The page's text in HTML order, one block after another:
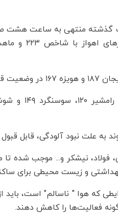
سامانه پایش کیفی هوای کشور، طی ۲۴ ساعت گذشته
به علت نبود آلودگی، قابل
فولاد، نیشکر و... موجب شده تا
و زیست محیطی برای
که هوا " ناسالم" است، باید
فعالیت‌ها را کاهش دهند.